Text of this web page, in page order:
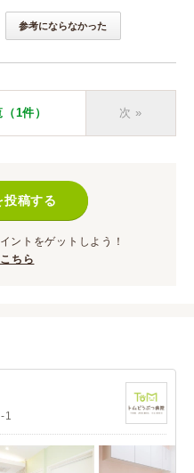
参考にならなかった
1件） 次 »
投稿する
ント をゲットしよう！
ちら
1